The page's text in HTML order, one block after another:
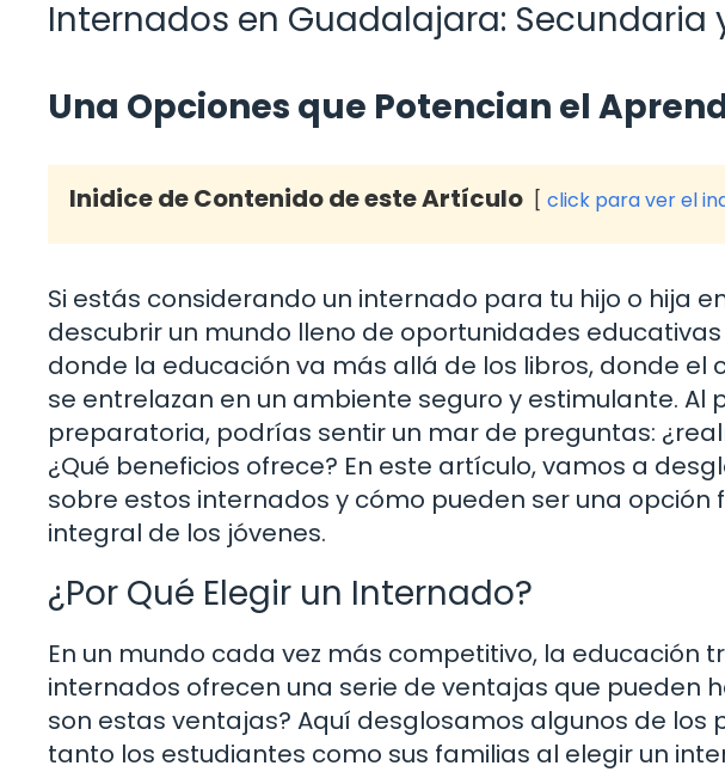
Internados en Guadalajara: Secundaria
Una Opciones que Potencian el
Inidice de Contenido de este Artículo click para ver el
Si estás considerando un internado para tu hijo o hija
descubrir un mundo lleno de oportunidades
donde la educación va más allá de los libros, donde
se entrelazan en un ambiente seguro y estimulante. Al
preparatoria, podrías sentir un mar de preguntas:
¿Qué beneficios ofrece? En este artículo, vamos a
sobre estos internados y cómo pueden ser una
integral de los jóvenes.
¿Por Qué Elegir un Internado?
En un mundo cada vez más competitivo, la educación
internados ofrecen una serie de ventajas que pueden
son estas ventajas? Aquí desglosamos algunos de los
tanto los estudiantes como sus familias al elegir un